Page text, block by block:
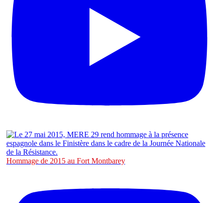
Hommage de 2015 au Fort Montbarey